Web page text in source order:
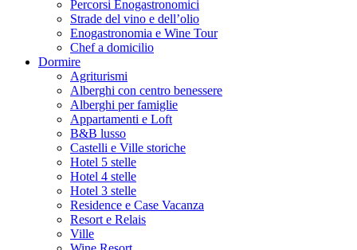
Percorsi Enogastronomici
Strade del vino e dell’olio
Enogastronomia e Wine Tour
Chef a domicilio
Dormire
Agriturismi
Alberghi con centro benessere
Alberghi per famiglie
Appartamenti e Loft
B&B lusso
Castelli e Ville storiche
Hotel 5 stelle
Hotel 4 stelle
Hotel 3 stelle
Residence e Case Vacanza
Resort e Relais
Ville